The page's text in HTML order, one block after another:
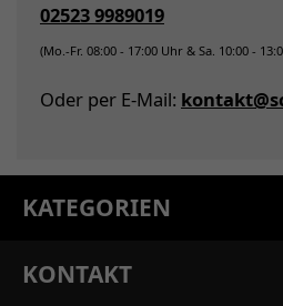
02523 9989019
(Mo.-Fr. 08:00 - 17:00 Uhr & Sa. 10:00 -
Oder per E-Mail:
KATEGORIEN
KONTAKT